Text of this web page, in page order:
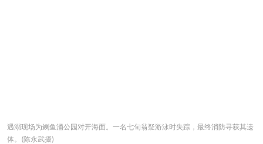
遇溺现场为鲗鱼涌公园对开海面。一名七旬翁疑游泳时失踪，最终消防寻获其遗
体。(陈永武摄)